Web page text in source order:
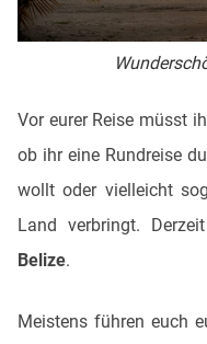
Vor eurer Reise müsst
ob ihr eine Rundreise
wollt oder vielleicht
Land verbringt.
Belize.
Meistens führen euch